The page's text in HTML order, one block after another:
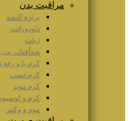
مراقبت بدن
برنزه کننده
دئودورانت
ژیلت
ضدآفتاب بدن
کرم پا و رفع
کرم دست
کرم موبر
کرم و
موم و وکس